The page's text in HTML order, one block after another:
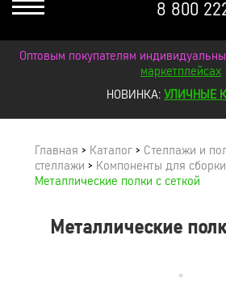
8 800
Оптовым покупателям
маркетплейсах
НОВИНКА: УЛИЧНЫЕ
Главная > Каталог > Стеллажи и
стеллажи > Компоненты для
Металлические полки с сеткой
Металлические